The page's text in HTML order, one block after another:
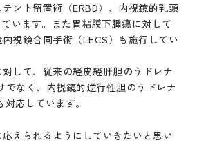
ント留置術（ERBD）、内視鏡的乳頭
います。また胃粘膜下腫瘍に対して
視鏡合同手術（LECS）も施行してい
して、従来の経皮経肝胆のうドレナ
でなく、内視鏡的逆行性胆のうドレナ
応しています。
えられるようにしていきたいと思い